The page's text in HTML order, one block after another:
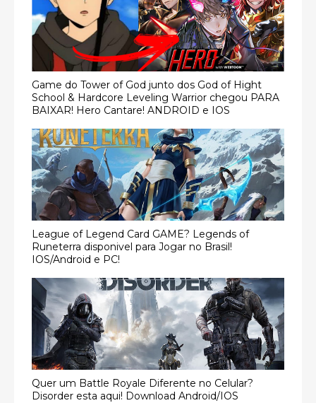
Game do Tower of God junto dos God of Hight
School & Hardcore Leveling Warrior chegou PARA
BAIXAR! Hero Cantare! ANDROID e IOS
League of Legend Card GAME? Legends of
Runeterra disponivel para Jogar no Brasil!
IOS/Android e PC!
Quer um Battle Royale Diferente no Celular?
Disorder esta aqui! Download Android/IOS